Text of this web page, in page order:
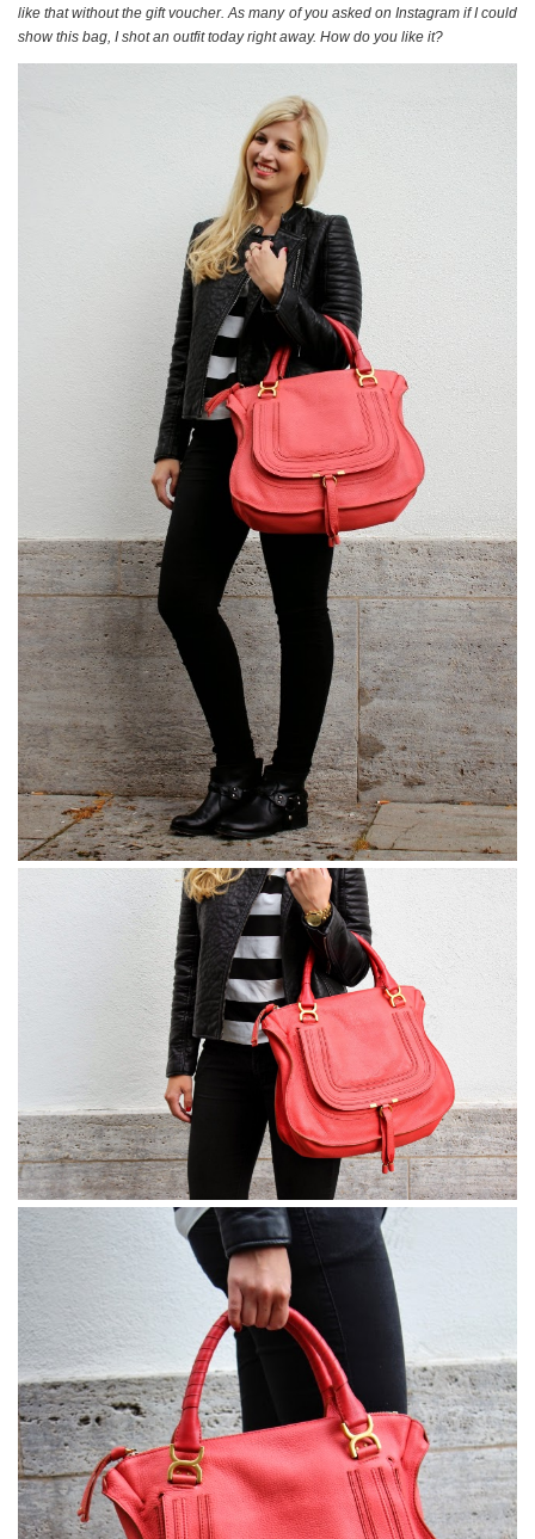
like that without the gift voucher. As many of you asked on Instagram if I could
show this bag, I shot an outfit today right away. How do you like it?